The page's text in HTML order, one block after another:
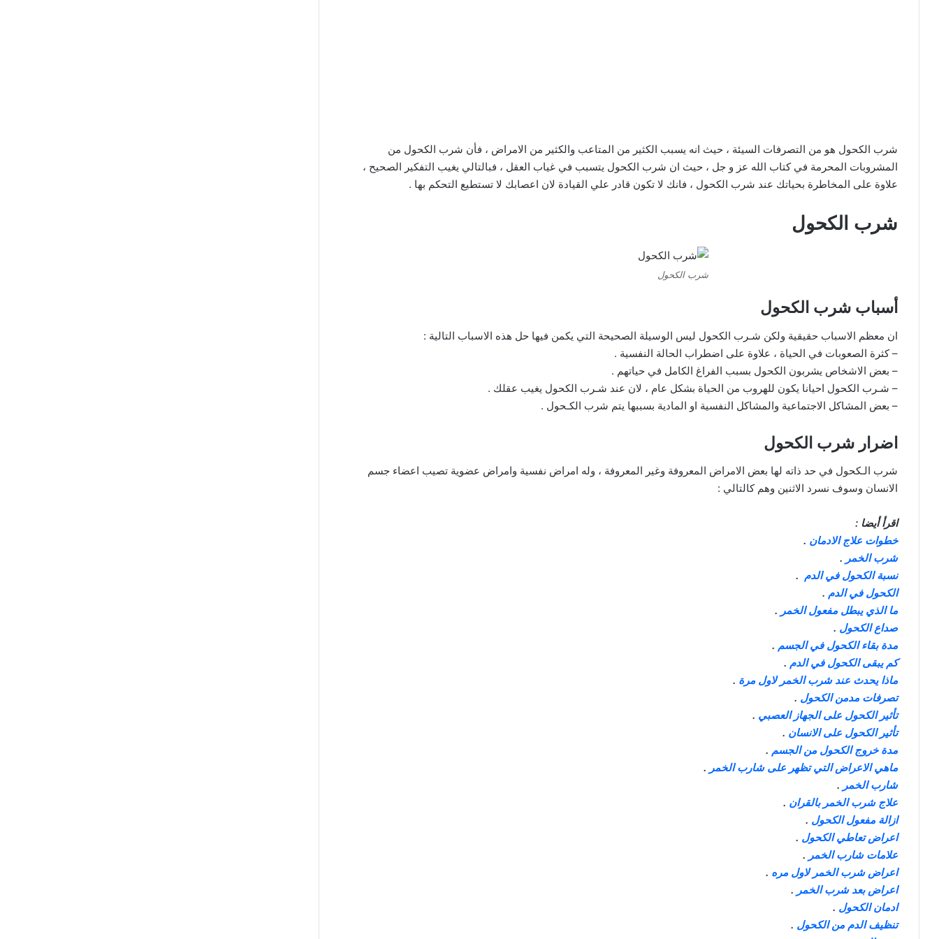
شرب الكحول هو من التصرفات السيئة ، حيث انه يسبب الكثير من المتاعب والكثير من الامراض ، فأن شرب الكحول من
المشروبات المحرمة في كتاب الله عز و جل ، حيث ان شرب الكحول يتسبب في غياب العقل ، فبالتالي يغيب التفكير الصحيح ،
علاوة على المخاطرة بحياتك عند شرب الكحول ، فانك لا تكون قادر علي القيادة لان اعصابك لا تستطيع التحكم بها .
شرب الكحول
شرب الكحول
أسباب شرب الكحول
ان معظم الاسباب حقيقية ولكن شـرب الكحول ليس الوسيلة الصحيحة التي يكمن فيها حل هذه الاسباب التالية :
– كثرة الصعوبات في الحياة ، علاوة على اضطراب الحالة النفسية .
– بعض الاشخاص يشربون الكحول بسبب الفراغ الكامل في حياتهم .
– شـرب الكحول احيانا يكون للهروب من الحياة بشكل عام ، لان عند شـرب الكحول يغيب عقلك .
– بعض المشاكل الاجتماعية والمشاكل النفسية او المادية بسببها يتم شرب الكـحول .
اضرار شرب الكحول
شرب الـكحول في حد ذاته لها بعض الامراض المعروفة وغير المعروفة ، وله امراض نفسية وامراض عضوية تصيب اعضاء جسم
الانسان وسوف نسرد الاثنين وهم كالتالي :
اقرأ أيضا :
خطوات علاج الادمان .
شرب الخمر .
نسبة الكحول في الدم .
الكحول في الدم .
ما الذي يبطل مفعول الخمر .
صداع الكحول .
مدة بقاء الكحول في الجسم .
كم يبقى الكحول في الدم .
ماذا يحدث عند شرب الخمر لاول مرة .
تصرفات مدمن الكحول .
تأثير الكحول على الجهاز العصبي .
تأثير الكحول على الانسان .
مدة خروج الكحول من الجسم .
ماهي الاعراض التي تظهر على شارب الخمر .
شارب الخمر .
علاج شرب الخمر بالقران .
ازالة مفعول الكحول .
اعراض تعاطي الكحول .
علامات شارب الخمر .
اعراض شرب الخمر لاول مره .
اعراض بعد شرب الخمر .
ادمان الكحول .
تنظيف الدم من الكحول .